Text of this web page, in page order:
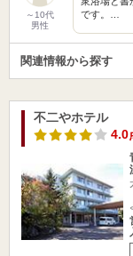
～10代
男性
です。…
関連情報から探す
不二やホテル
4.0